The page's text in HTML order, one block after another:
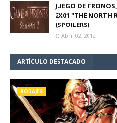
JUEGO DE
2X01 "THE NORTH
(SPOILERS)
Abril 02, 2012
ARTÍCULO DESTACADO
RODAJES